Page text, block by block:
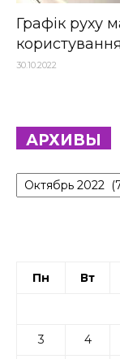
Графік руху
користування
30.10.2022
АРХИВЫ
Архивы
Пн Вт
3 4